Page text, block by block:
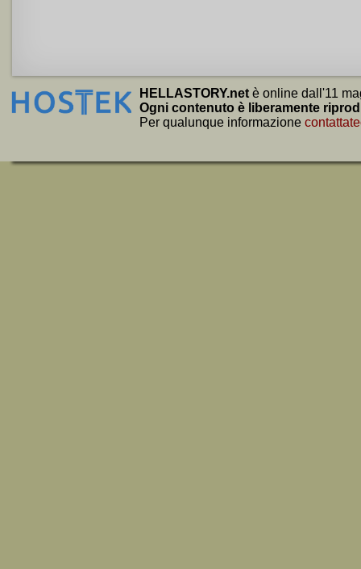
HELLASTORY.net è online dall'11
Ogni contenuto è liberamente
Per qualunque informazione